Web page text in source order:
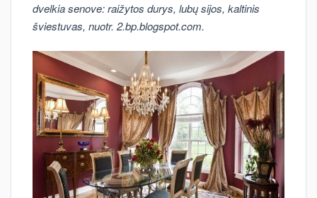
dvelkia senove: raižytos durys, lubų sijos, kaltinis
šviestuvas, nuotr. 2.bp.blogspot.com.